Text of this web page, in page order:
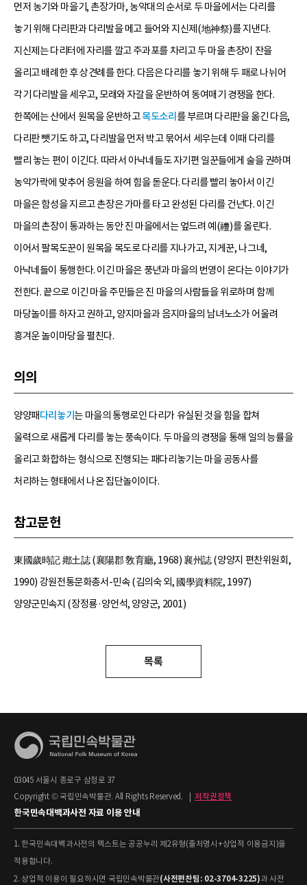
먼저 농기와 마을기, 촌장가마, 농악대의 순서로 두 마을에서는 다리를
놓기 위해 다리판과 다리발을 메고 들어와 지신제(地神祭)를 지낸다.
지신제는 다리터에 자리를 깔고 주과포를 차리고 두 마을 촌장이 잔을
올리고 배례한 후 상견례를 한다. 다음은 다리를 놓기 위해 두 패로 나뉘어
각기 다리발을 세우고, 모래와 자갈을 운반하여 동여매기 경쟁을 한다.
한쪽에는 산에서 원목을 운반하고목도소리 를 부르며 다리판을 옮긴 다음,
다리판 뺏기도 하고, 다리발을 먼저 박고 묶어서 세우는데 이때 다리를
빨리 놓는 편이 이긴다. 따라서 아낙네들도 자기편 일꾼들에게 술을 권하며
농악가락에 맞추어 응원을 하여 힘을 돋운다. 다리를 빨리 놓아서 이긴
마을은 함성을 지르고 촌장은 가마를 타고 완성된 다리를 건넌다. 이긴
마을의 촌장이 통과하는 동안 진 마을에서는 엎드려 예(禮)를 올린다.
이어서 팔목도꾼이 원목을 목도로 다리를 지나가고, 지게꾼, 나그네,
아낙네들이 통행한다. 이긴 마을은 풍년과 마을의 번영이 온다는 이야기가
전한다. 끝으로 이긴 마을 주민들은 진 마을의 사람들을 위로하며 함께
마당놀이를 하자고 권하고, 양지마을과 음지마을의 남녀노소가 어울려
흥겨운 놀이마당을 펼친다.
의의
양양패다리놓기 는 마을의 통행로인 다리가 유실된 것을 힘을 합쳐
울력으로 새롭게 다리를 놓는 풍속이다. 두 마을의 경쟁을 통해 일의 능률을
올리고 화합하는 형식으로 진행되는 패다리놓기는 마을 공동사를
처리하는 형태에서 나온 집단놀이이다.
참고문헌
東國歲時記 鄕土誌 (襄陽郡 敎育廳, 1968) 襄州誌 (양양지 편찬위원회,
1990) 강원전통문화총서-민속 (김의숙 외, 國學資料院, 1997)
양양군민속지 (장정룡·양언석, 양양군, 2001)
목록
03045 서울시 종로구 삼청로 37
Copyright © 국립민속박물관. All Rights Reserved.
저작권정책
한국민속대백과사전 자료 이용 안내
1. 한국민속대백과사전의 텍스트는 공공누리 제2유형(출처명시+상업적 이용금지)을
적용합니다.
2. 상업적 이용이 필요하시면 국립민속박물관(사전편찬팀: 02-3704-3225)과 사전